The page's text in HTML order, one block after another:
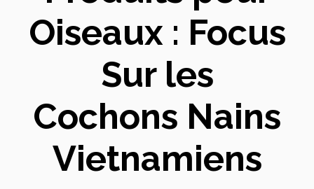
Oiseaux : Focus
Sur les
Cochons Nains
Vietnamiens